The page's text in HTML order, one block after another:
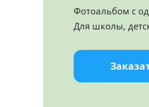
Фотоальбом с
Для школы,